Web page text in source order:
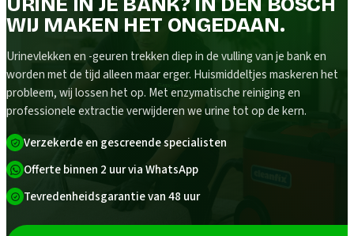
URINE IN JE BANK? IN DEN BOSCH
WIJ MAKEN HET ONGEDAAN.
Urinevlekken en -geuren trekken diep in de vulling van je bank en
worden met de tijd alleen maar erger. Huismiddeltjes maskeren het
probleem, wij lossen het op. Met enzymatische reiniging en
professionele extractie verwijderen we urine tot op de kern.
Verzekerde en gescreende specialisten
Offerte binnen 2 uur via WhatsApp
Tevredenheidsgarantie van 48 uur